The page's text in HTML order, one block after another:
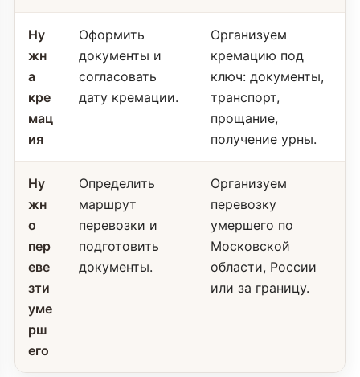
Ну
жн
а
кре
мац
ия
Оформить
документы и
согласовать
дату кремации.
Организуем
кремацию под
ключ: документы,
транспорт,
прощание,
получение урны.
Ну
жн
о
пер
еве
зти
уме
рш
его
Определить
маршрут
перевозки и
подготовить
документы.
Организуем
перевозку
умершего по
Московской
области, России
или за границу.